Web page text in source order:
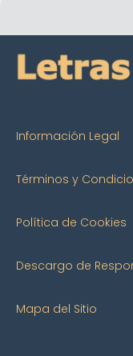
Información Legal
Términos y
Política de Cookies
Descargo de
Mapa del Sitio